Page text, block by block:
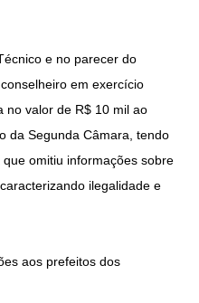
e no parecer do
em exercício
no valor de R$ 10 mil ao
da Segunda Câmara, tendo
omitiu informações sobre
ilegalidade e
aos prefeitos dos